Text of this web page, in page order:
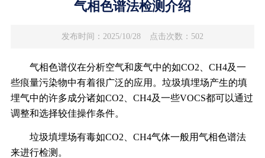
气相色谱法检测介绍
发布时间：2025/10/28 点击次数：502
气相色谱仪在分析空气和废气中的如CO2、CH4及一
些痕量污染物中有着很广泛的应用。垃圾填埋场产生的填
埋气中的许多成分诸如CO2、CH4及一些VOCS都可以通过
调整和选择较佳操作条件。
垃圾填埋场有毒如CO2、CH4气体一般用气相色谱法
来进行检测。